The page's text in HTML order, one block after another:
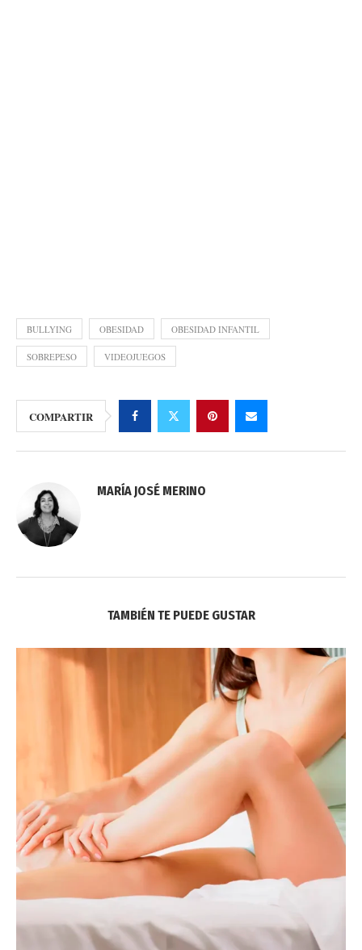
BULLYING OBESIDAD OBESIDAD INFANTIL
SOBREPESO VIDEOJUEGOS
COMPARTIR
MARÍA JOSÉ MERINO
TAMBIÉN TE PUEDE GUSTAR